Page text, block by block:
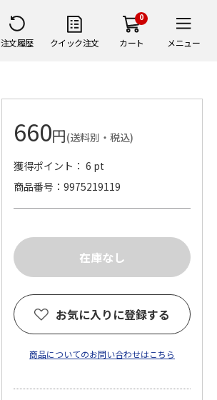
注文履歴 クイック注文
0
カート メニュー
660円(送料別・税込)
獲得ポイント： 6 pt
商品番号
9975219119
お気に入りに登録する
商品についてのお問い合わせはこちら